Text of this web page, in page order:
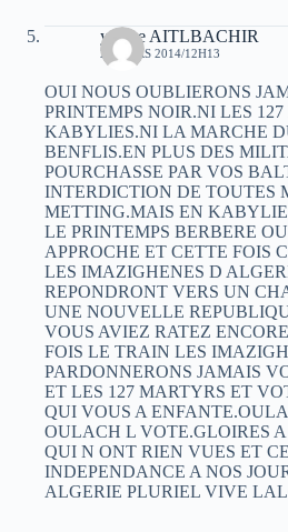
yacine AITLBACHIR
22 MARS 2014/12H13
OUI NOUS OUBLIERONS
PRINTEMPS NOIR.NI LES
KABYLIES.NI LA MARCHE
BENFLIS.EN PLUS DES
POURCHASSE PAR VOS
INTERDICTION DE TOUTES
METTING.MAIS EN KABYLIE
LE PRINTEMPS BERBERE
APPROCHE ET CETTE FOIS
LES IMAZIGHENES D
REPONDRONT VERS UN
UNE NOUVELLE
VOUS AVIEZ RATEZ
FOIS LE TRAIN LES
PARDONNERONS JAMAIS
ET LES 127 MARTYRS ET
QUI VOUS A
OULACH L VOTE.GLOIRES
QUI N ONT RIEN VUES ET
INDEPENDANCE A NOS
ALGERIE PLURIEL VIVE